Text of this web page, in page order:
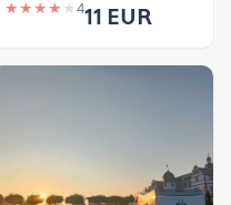
★ ★ ★ ★ ★ 411 EUR